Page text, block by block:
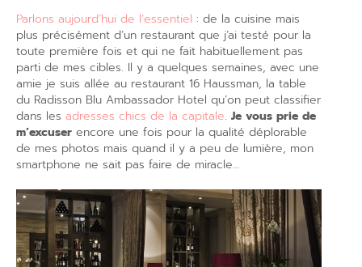
Parlons aujourd’hui de l’essentiel : de la cuisine mais
plus précisément d’un restaurant que j’ai testé pour la
toute première fois et qui ne fait habituellement pas
parti de mes cibles. Il y a quelques semaines, avec une
amie je suis allée au restaurant 16 Haussman, la table
du Radisson Blu Ambassador Hotel qu’on peut classifier
dans les adresses chics de la capitale. Je vous prie de
m’excuser encore une fois pour la qualité déplorable
de mes photos mais quand il y a peu de lumière, mon
smartphone ne sait pas faire de miracle…